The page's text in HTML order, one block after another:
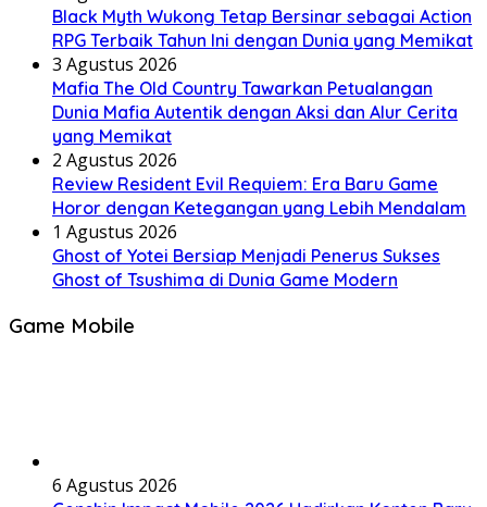
Black Myth Wukong Tetap Bersinar sebagai Action
RPG Terbaik Tahun Ini dengan Dunia yang Memikat
3 Agustus 2026
Mafia The Old Country Tawarkan Petualangan
Dunia Mafia Autentik dengan Aksi dan Alur Cerita
yang Memikat
2 Agustus 2026
Review Resident Evil Requiem: Era Baru Game
Horor dengan Ketegangan yang Lebih Mendalam
1 Agustus 2026
Ghost of Yotei Bersiap Menjadi Penerus Sukses
Ghost of Tsushima di Dunia Game Modern
Game Mobile
6 Agustus 2026